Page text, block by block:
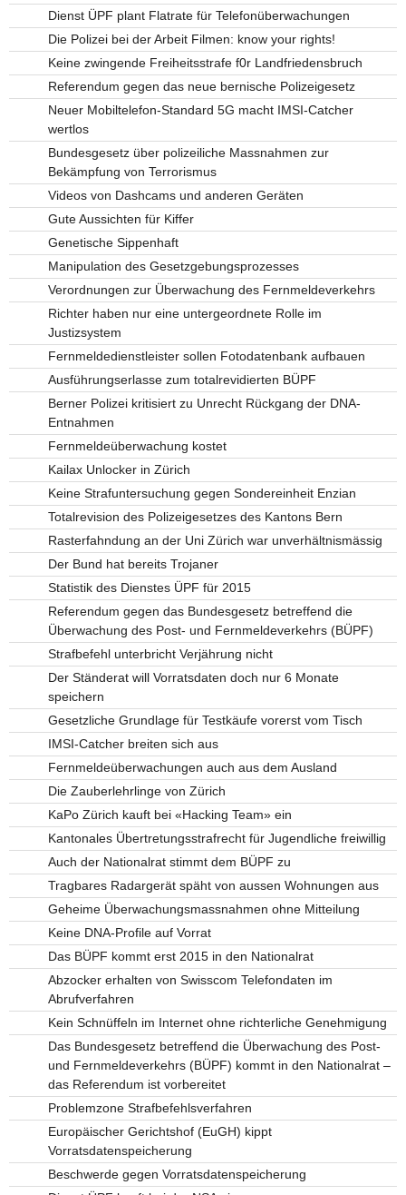
Dienst ÜPF plant Flatrate für Telefonüberwachungen
Die Polizei bei der Arbeit Filmen: know your rights!
Keine zwingende Freiheitsstrafe f0r Landfriedensbruch
Referendum gegen das neue bernische Polizeigesetz
Neuer Mobiltelefon-Standard 5G macht IMSI-Catcher
wertlos
Bundesgesetz über polizeiliche Massnahmen zur
Bekämpfung von Terrorismus
Videos von Dashcams und anderen Geräten
Gute Aussichten für Kiffer
Genetische Sippenhaft
Manipulation des Gesetzgebungsprozesses
Verordnungen zur Überwachung des Fernmeldeverkehrs
Richter haben nur eine untergeordnete Rolle im
Justizsystem
Fernmeldedienstleister sollen Fotodatenbank aufbauen
Ausführungserlasse zum totalrevidierten BÜPF
Berner Polizei kritisiert zu Unrecht Rückgang der DNA-
Entnahmen
Fernmeldeüberwachung kostet
Kailax Unlocker in Zürich
Keine Strafuntersuchung gegen Sondereinheit Enzian
Totalrevision des Polizeigesetzes des Kantons Bern
Rasterfahndung an der Uni Zürich war unverhältnismässig
Der Bund hat bereits Trojaner
Statistik des Dienstes ÜPF für 2015
Referendum gegen das Bundesgesetz betreffend die
Überwachung des Post- und Fernmeldeverkehrs (BÜPF)
Strafbefehl unterbricht Verjährung nicht
Der Ständerat will Vorratsdaten doch nur 6 Monate
speichern
Gesetzliche Grundlage für Testkäufe vorerst vom Tisch
IMSI-Catcher breiten sich aus
Fernmeldeüberwachungen auch aus dem Ausland
Die Zauberlehrlinge von Zürich
KaPo Zürich kauft bei «Hacking Team» ein
Kantonales Übertretungsstrafrecht für Jugendliche freiwillig
Auch der Nationalrat stimmt dem BÜPF zu
Tragbares Radargerät späht von aussen Wohnungen aus
Geheime Überwachungsmassnahmen ohne Mitteilung
Keine DNA-Profile auf Vorrat
Das BÜPF kommt erst 2015 in den Nationalrat
Abzocker erhalten von Swisscom Telefondaten im
Abrufverfahren
Kein Schnüffeln im Internet ohne richterliche Genehmigung
Das Bundesgesetz betreffend die Überwachung des Post-
und Fernmeldeverkehrs (BÜPF) kommt in den Nationalrat –
das Referendum ist vorbereitet
Problemzone Strafbefehlsverfahren
Europäischer Gerichtshof (EuGH) kippt
Vorratsdatenspeicherung
Beschwerde gegen Vorratsdatenspeicherung